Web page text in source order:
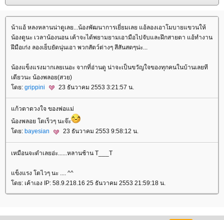
น้าแอ้ หลงหลานน่าดูเลย...น้องพัฒนาการเยี่ยมเลย แอ้ลองเอาโมบายแขวนให้
น้องดูนะ เวลาน้องนอน เค้าจะได้พยามยามเอามือไปจับและฝึกสายตา แอ้ทำงาน
ฝีมือเก่ง ลองเย็บยัดนุ่นเอา พวกสัตว์ต่างๆ สีสันสดๆน่ะ...
น้องแข็งแรงมากเลยเนอะ จากที่อ่านดู น่าจะเป็นขวัญใจของทุกคนในบ้านเลยที
เดียวนะ น้องพลอย(สวย)
โดย: grippini 23 ธันวาคม 2553 3:21:57 น.
แก้วตาดวงใจ ของพ่อแม่
น้องพลอย โตเร็วๆ นะจ๊ะ
โดย: bayesian 23 ธันวาคม 2553 9:58:12 น.
เหมือนจะดำเลยอ่ะ......หลานช้าน T___T
แข็งแรง โตไวๆ นะ .... ^^
โดย: เค้าเอง IP: 58.9.218.16 25 ธันวาคม 2553 21:59:18 น.